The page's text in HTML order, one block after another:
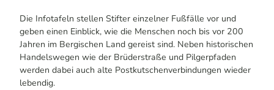
Die Infotafeln stellen Stifter einzelner Fußfälle vor und
geben einen Einblick, wie die Menschen noch bis vor 200
Jahren im Bergischen Land gereist sind. Neben historischen
Handelswegen wie der Brüderstraße und Pilgerpfaden
werden dabei auch alte Postkutschenverbindungen wieder
lebendig.